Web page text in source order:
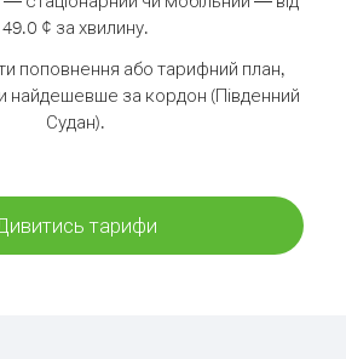
49.0 ¢ за хвилину.
поповнення або тарифний план,
найдешевше за кордон (Південний
Судан).
тарифи